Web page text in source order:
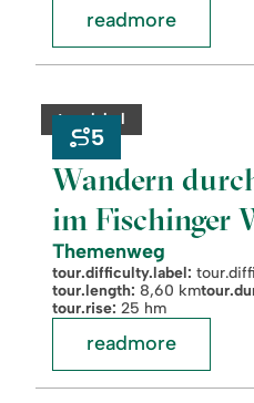
readmore
category:
tour.label
5
Wandern
im Fischinger
Themenweg
tour.difficulty.label:
tour.length: 8,60 km
tour.rise: 25 hm
readmore:
durch
Tore"
Fischinger
Weidach
readmore
readmore: